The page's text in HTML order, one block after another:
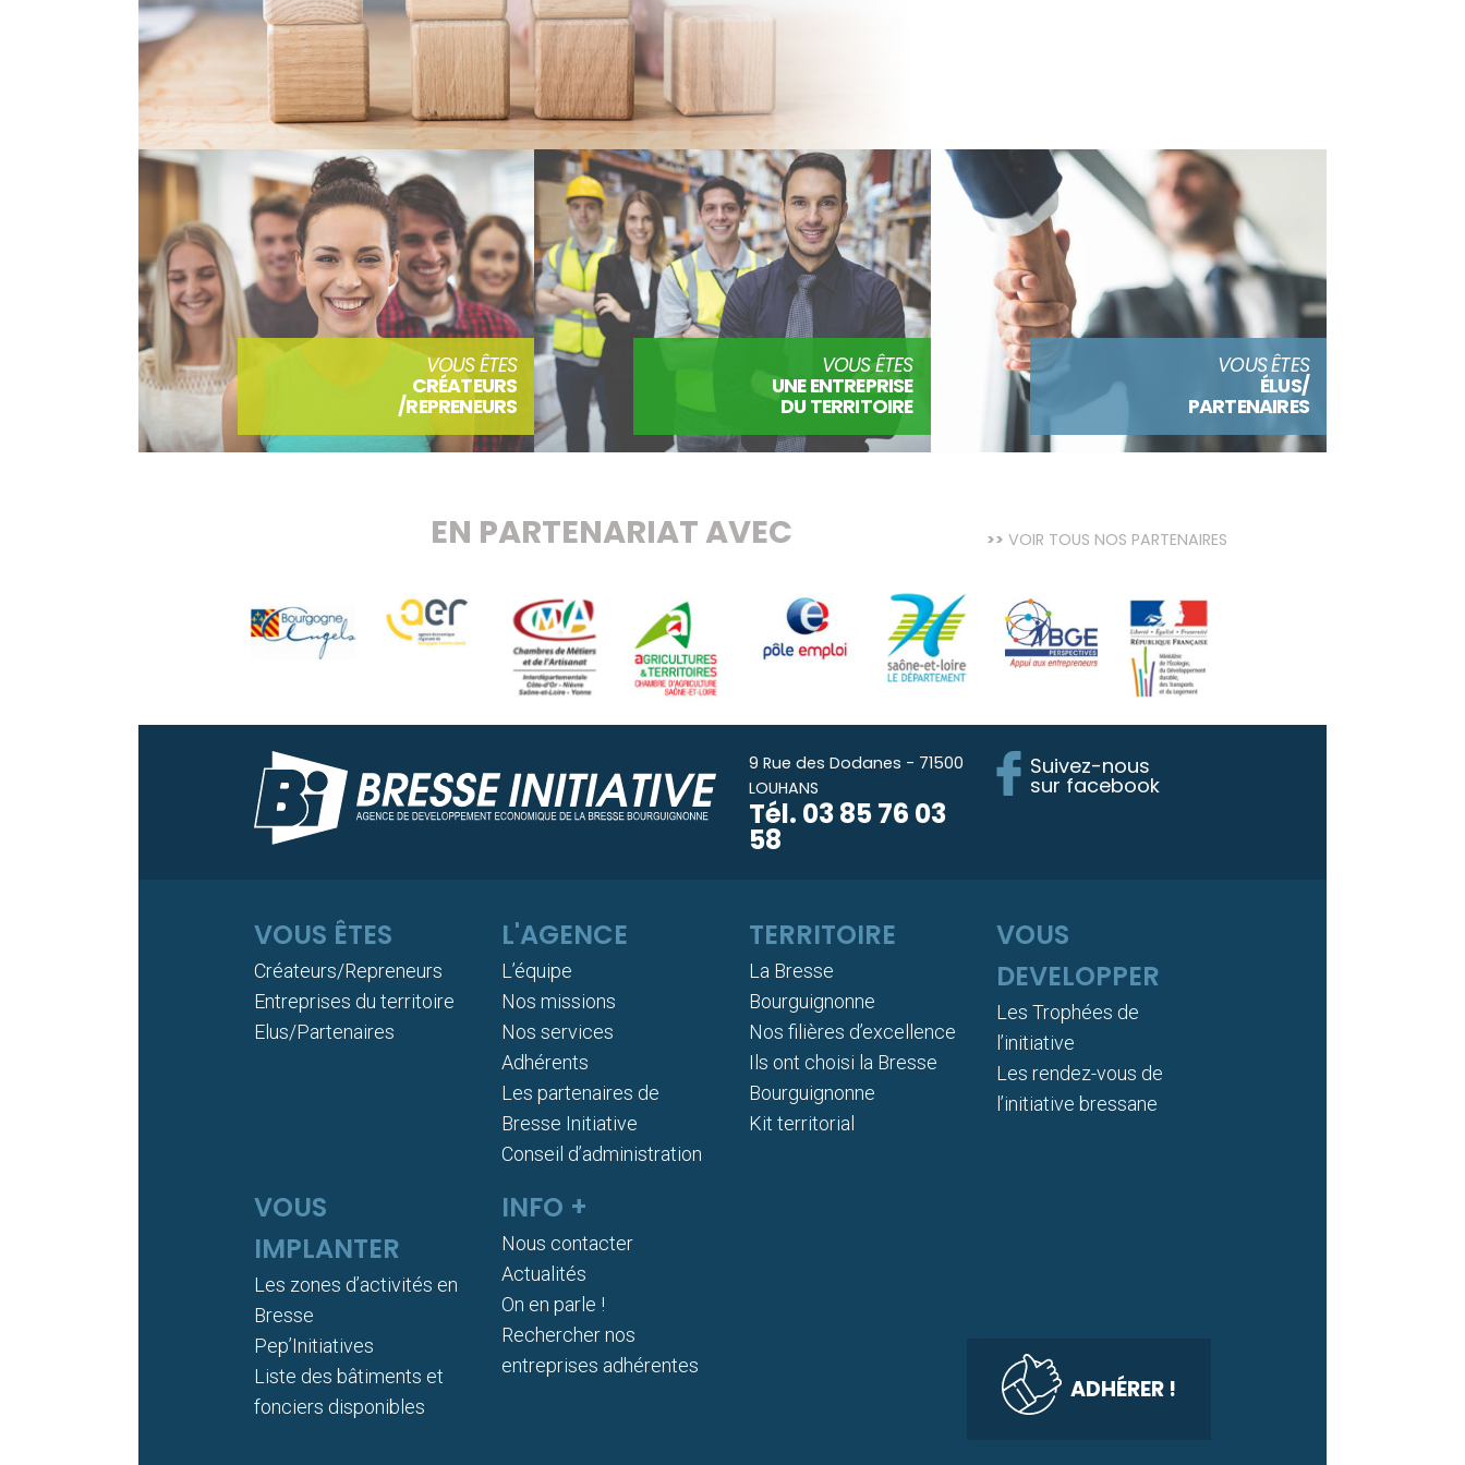
VOUS ÊTES
CRÉATEURS
/REPRENEURS
VOUS ÊTES
UNE ENTREPRISE
DU TERRITOIRE
VOUS ÊTES
ÉLUS/
PARTENAIRES
EN PARTENARIAT AVEC VOIR TOUS NOS PARTENAIRES
9 Rue des Dodanes - 71500
LOUHANS
Tél. 03 85 76 03
58
Suivez-nous
sur facebook
VOUS ÊTES
Créateurs/Repreneurs
Entreprises du territoire
Elus/Partenaires
L'AGENCE
L’équipe
Nos missions
Nos services
Adhérents
Les partenaires de
Bresse Initiative
Conseil d’administration
TERRITOIRE
La Bresse
Bourguignonne
Nos filières d’excellence
Ils ont choisi la Bresse
Bourguignonne
Kit territorial
VOUS
DEVELOPPER
Les Trophées de
l’initiative
Les rendez-vous de
l’initiative bressane
VOUS
IMPLANTER
Les zones d’activités en
Bresse
Pep’Initiatives
Liste des bâtiments et
fonciers disponibles
INFO +
Nous contacter
Actualités
On en parle !
Rechercher nos
entreprises adhérentes
ADHÉRER !